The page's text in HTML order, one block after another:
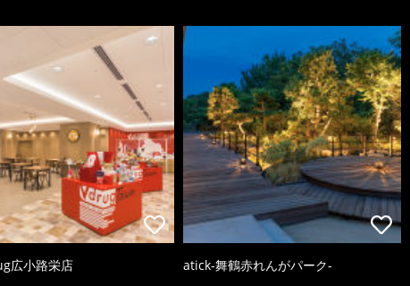
広小路栄店 atick-舞鶴赤れんがパーク-